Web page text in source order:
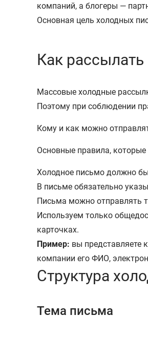
компаний, а блогеры —
Основная цель холодных
Как
Массовые холодные
Поэтому при соблюдении
Кому и как можно
Основные правила,
Холодное письмо должно
В письме обязательно
Письма можно отправлять
Используем только
карточках.
Пример: вы представляете
компании его ФИО,
Структура
Тема письма